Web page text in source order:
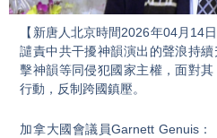
【新唐人北京時間2026年04月14
譴責中共干擾神韻演出的聲浪持
擊神韻等同侵犯國家主權，面對
行動，反制跨國鎮壓。
加拿大國會議員Garnett Genuis